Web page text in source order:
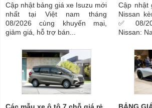
Cập nhật bảng giá xe Isuzu mới
nhất tại Việt nam tháng
08/2026 cùng khuyến mại,
giảm giá, hỗ trợ bán...
Cập nhật
Nissan
✅ 08/
Nissan: